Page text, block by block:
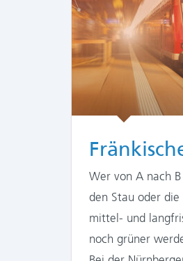
Wer von A nach
den Stau oder
mittel- und
noch grüner